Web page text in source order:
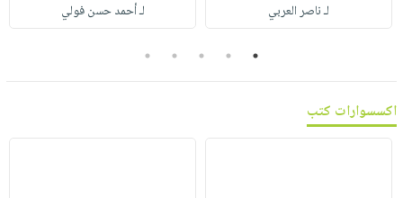
وفرات
انشر
كتابك
الإصدارات
لـ ناصر العربي
لـ أحمد حسن فولي
1
2
3
4
5
اكسسوارات كتب